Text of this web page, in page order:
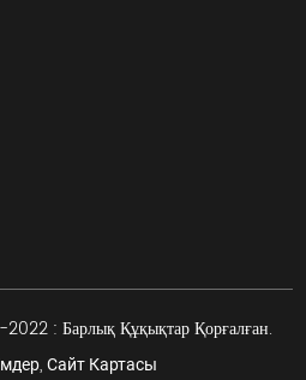
: Барлық Құқықтар Қорғалған.
, Сайт Картасы